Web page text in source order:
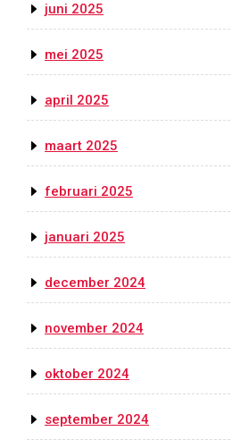
juni 2025
mei 2025
april 2025
maart 2025
februari 2025
januari 2025
december 2024
november 2024
oktober 2024
september 2024